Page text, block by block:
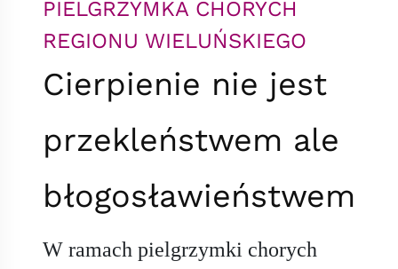
PIELGRZYMKA CHORYCH
REGIONU WIELUŃSKIEGO
Cierpienie nie jest
przekleństwem ale
błogosławieństwem
W ramach pielgrzymki chorych